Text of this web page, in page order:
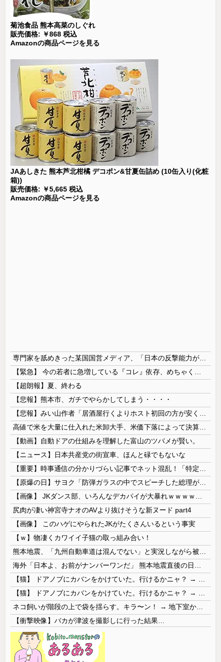
菊池食品 熊本高菜のしぐれ
販売価格: ￥868 税込
Amazonの商品ページを見る
JAあしきた 熊本芦北柑橘 デコポン&甘夏缶詰め (10缶入り(化粧
箱))
販売価格: ￥5,665 税込
Amazonの商品ページを見る
【超朗報】夏、終わる
【悲報】熊本市、ガチでやらかしてしまう・・・・
【動画】自動ドアの仕組みを理解した富山のツバメが賢い。
【ニュース】日本共産党の街宣車、ほんと碌でもないな
尻肉が凄い神宮寺ナオのAVより抜けそうな新ヌード part4
【画像】 このハゲにやられたJKがたくさんいるという事実
【ｗ】物凄くカワイイ子猫の取っ組み合い！
【衝撃映像】バカが津波を撮影しに行った結果…